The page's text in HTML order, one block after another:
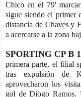
Chico en el 79'
sigue siendo el primer
distancia de Chaves y
a acercarse a la zona
SPORTING CP B
primera parte, el filial
tras expulsión de
aprovecharon los
gol de Diogo Ramos.